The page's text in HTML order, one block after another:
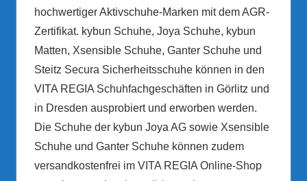
hochwertiger Aktivschuhe-Marken mit dem AGR-
Zertifikat. kybun Schuhe, Joya Schuhe, kybun
Matten, Xsensible Schuhe, Ganter Schuhe und
Steitz Secura Sicherheitsschuhe können in den
VITA REGIA Schuhfachgeschäften in Görlitz und
in Dresden ausprobiert und erworben werden.
Die Schuhe der kybun Joya AG sowie Xsensible
Schuhe und Ganter Schuhe können zudem
versandkostenfrei im VITA REGIA Online-Shop